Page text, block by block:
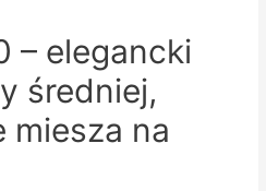
– elegancki
średniej,
miesza na